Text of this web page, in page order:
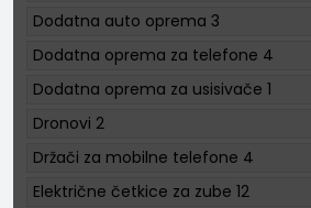
Dodatna auto oprema 3
Dodatna oprema za telefone 4
Dodatna oprema za usisivače 1
Dronovi 2
Držači za mobilne telefone 4
Električne četkice za zube 12